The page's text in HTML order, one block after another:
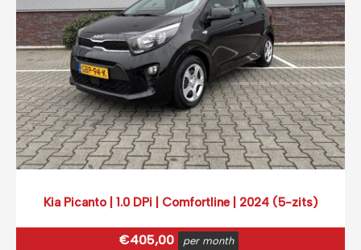
Kia Picanto | 1.0 DPi | Comfortline | 2024 (5-zits)
€405,00 per month